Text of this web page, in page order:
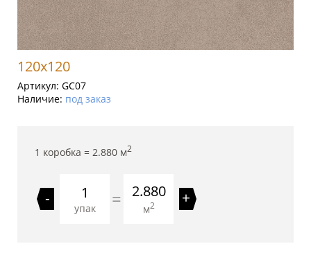
120x120
Артикул: GC07
Наличие: под заказ
1 коробка = 2.880 м2
-
упак = 2.880
м2 +